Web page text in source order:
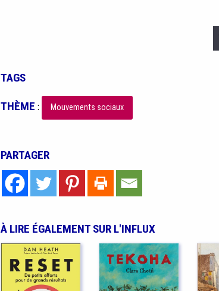
TAGS
THÈME : Mouvements sociaux
PARTAGER
À LIRE ÉGALEMENT SUR L'INFLUX